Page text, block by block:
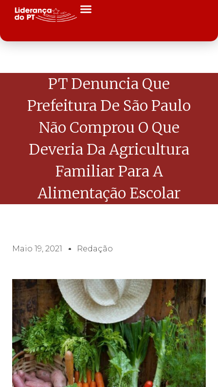
PT Denuncia Que
Prefeitura De São Paulo
Não Comprou O Que
Deveria Da Agricultura
Familiar Para A
Alimentação Escolar
Maio 19, 2021 Redação